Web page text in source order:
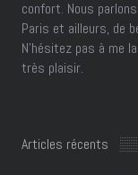
confort. Nous
Paris et ailleurs, de
N'hésitez pas à me
très plaisir.
Articles récents